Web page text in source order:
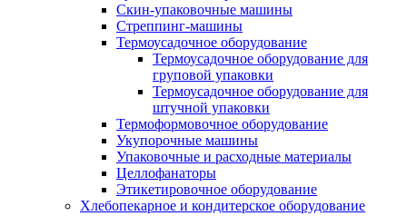
Скин-упаковочные машины
Стреппинг-машины
Термоусадочное оборудование
Термоусадочное оборудование для
груповой упаковки
Термоусадочное оборудование для
штучной упаковки
Термоформовочное оборудование
Укупорочные машины
Упаковочные и расходные материалы
Целлофанаторы
Этикетировочное оборудование
Хлебопекарное и кондитерское оборудование